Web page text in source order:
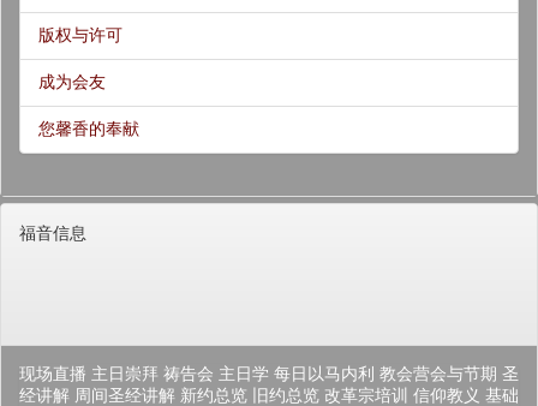
版权与许可
成为会友
您馨香的奉献
福音信息
现场直播 主日崇拜 祷告会 主日学 每日以马内利 教会营会与节期 圣
经讲解 周间圣经讲解 新约总览 旧约总览 改革宗培训 信仰教义 基础